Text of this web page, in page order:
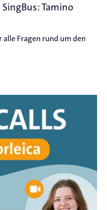
Tamino
Fragen rund um den